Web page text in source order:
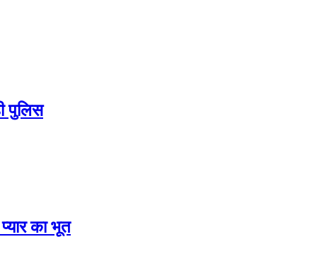
पुलिस
का भूत